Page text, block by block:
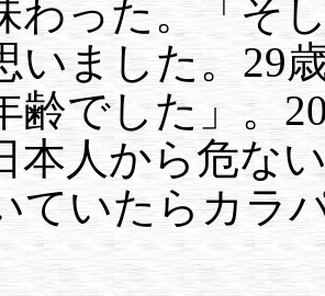
わった。「そ
いました。29
齢でした」。
本人から危な
ていたらカラ